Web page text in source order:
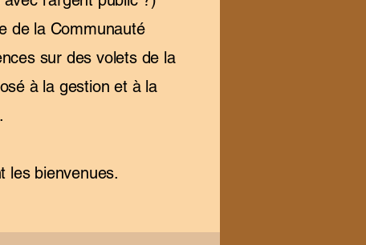
de la Communauté
sur des volets de la
à la gestion et à la
les bienvenues.